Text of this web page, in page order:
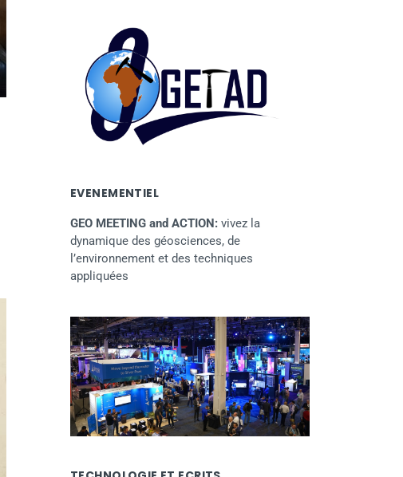
EVENEMENTIEL
GEO MEETING and ACTION: vivez la
dynamique des géosciences, de
l’environnement et des techniques
appliquées